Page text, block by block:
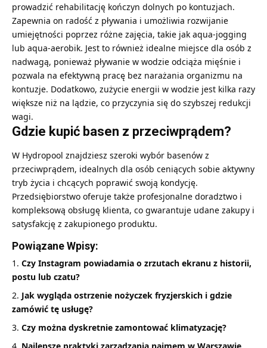
prowadzić rehabilitację kończyn dolnych po kontuzjach.
Zapewnia on radość z pływania i umożliwia rozwijanie
umiejętności poprzez różne zajęcia, takie jak aqua-jogging
lub aqua-aerobik. Jest to również idealne miejsce dla osób z
nadwagą, ponieważ pływanie w wodzie odciąża mięśnie i
pozwala na efektywną pracę bez narażania organizmu na
kontuzje. Dodatkowo, zużycie energii w wodzie jest kilka razy
większe niż na lądzie, co przyczynia się do szybszej redukcji
wagi.
Gdzie kupić basen z przeciwprądem?
W Hydropool znajdziesz szeroki wybór basenów z
przeciwprądem, idealnych dla osób ceniących sobie aktywny
tryb życia i chcących poprawić swoją kondycję.
Przedsiębiorstwo oferuje także profesjonalne doradztwo i
kompleksową obsługę klienta, co gwarantuje udane zakupy i
satysfakcję z zakupionego produktu.
Powiązane Wpisy:
Czy Instagram powiadamia o zrzutach ekranu z historii,
postu lub czatu?
Jak wygląda ostrzenie nożyczek fryzjerskich i gdzie
zamówić tę usługę?
Czy można dyskretnie zamontować klimatyzację?